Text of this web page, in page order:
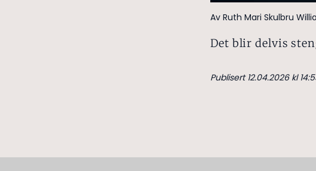
Av Ruth Mari Skulbru
Det blir delvis
Publisert 12.04.2026 kl